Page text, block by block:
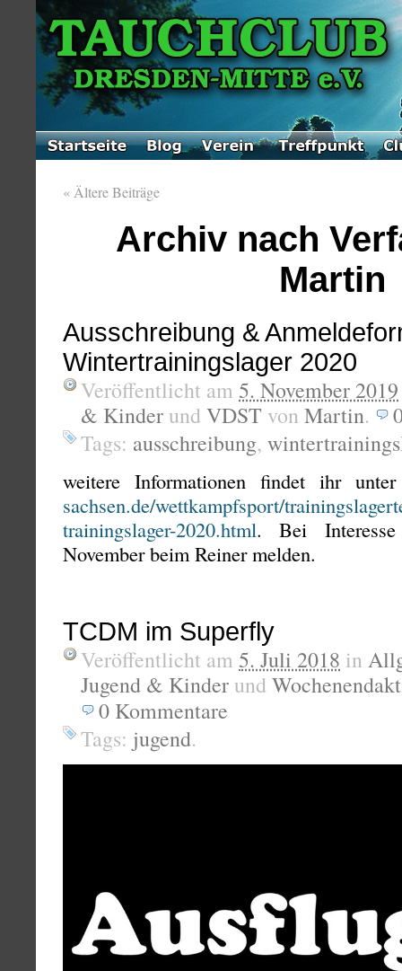
« Ältere Beiträge
Archiv nach
Martin
Ausschreibung &
Wintertrainingslager 2020
Veröffentlicht am 5. November 2019
& Kinder und VDST von Martin.
Tags: ausschreibung,
weitere Informationen findet ihr
sachsen.de/wettkampfsport/
trainingslager-2020.html. Bei
November beim Reiner melden.
TCDM im Superfly
Veröffentlicht am 5. Juli 2018 in
Jugend & Kinder und
0 Kommentare
Tags: jugend.